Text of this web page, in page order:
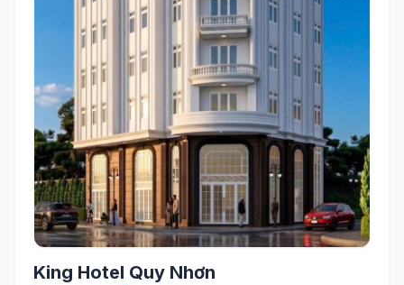
King Hotel Quy Nhơn